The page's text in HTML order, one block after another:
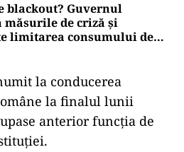
blackout? Guvernul
măsurile de criză și
limitarea consumului de
la conducerea
la finalul lunii
anterior funcția de